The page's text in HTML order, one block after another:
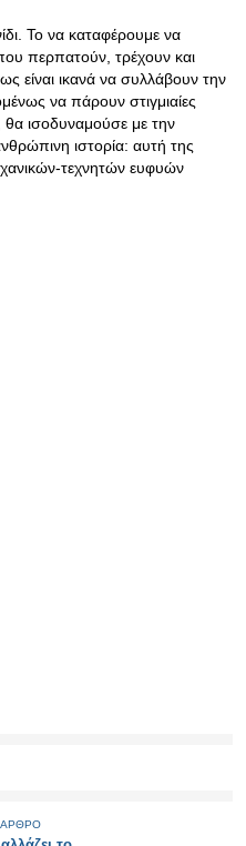
Το να καταφέρουμε να
περπατούν, τρέχουν και
είναι ικανά να συλλάβουν την
να πάρουν στιγμιαίες
θα ισοδυναμούσε με την
ιστορία: αυτή της
τεχνητών ευφυών